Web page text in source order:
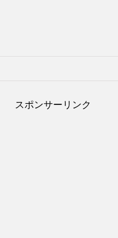
スポンサーリンク